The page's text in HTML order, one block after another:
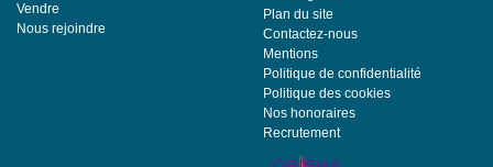
Vendre
Nous rejoindre
Plan du site
Contactez-nous
Mentions
Politique de confidentialité
Politique des cookies
Nos honoraires
Recrutement